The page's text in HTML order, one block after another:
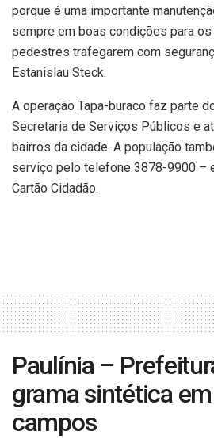
porque é uma importante
sempre em boas condições para
pedestres trafegarem com
Estanislau Steck.
A operação Tapa-buraco faz parte
Secretaria de Serviços Públicos e
bairros da cidade. A população
serviço pelo telefone 3878-9900 –
Cartão Cidadão.
Paulínia –
grama sintética
campos